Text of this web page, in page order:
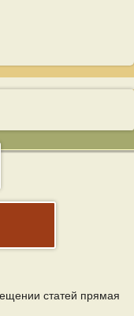
статей прямая